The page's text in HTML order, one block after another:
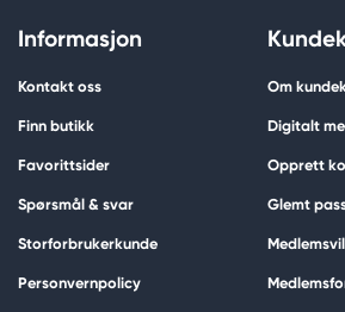
Informasjon
Kontakt oss
Finn butikk
Favorittsider
Spørsmål & svar
Storforbrukerkunde
Personvernpolicy
Om
Digitalt
Opprett
Glemt